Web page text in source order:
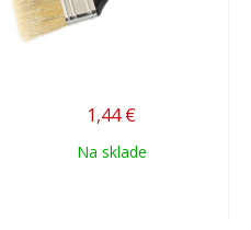
1,44 €
Na sklade